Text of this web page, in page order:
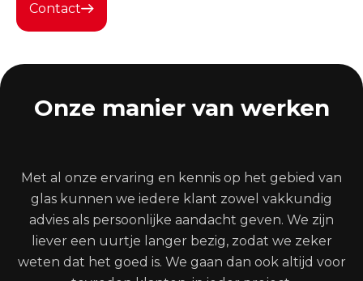
Contact
Onze manier van werken
Met al onze ervaring en kennis op het gebied van
glas kunnen we iedere klant zowel vakkundig
advies als persoonlijke aandacht geven. We zijn
liever een uurtje langer bezig, zodat we zeker
weten dat het goed is. We gaan dan ook altijd voor